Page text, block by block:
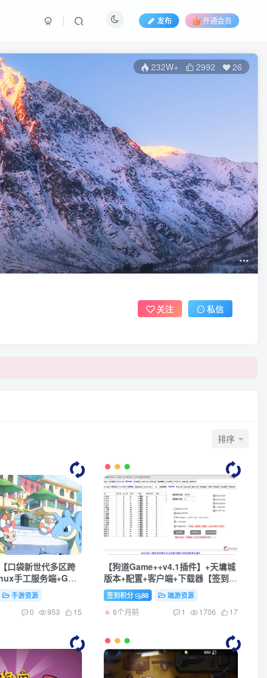
发布 开通会员
232W+ 2992 26
关注 私信
排序
口袋新世代多区跨
手工服务端+GM
英雄+安卓+详细搭
手游资源
0 953 15
【狗道Game++v4.1插件】+天墉城
版本+配置+客户端+下载器【签到做
任务即可获得】
签到积分 88 端游资源
6个月前 1 1706 17